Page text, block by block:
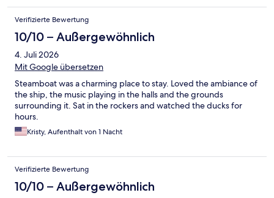
Verifizierte Bewertung
10/10 – Außergewöhnlich
4. Juli 2026
Mit Google übersetzen
Steamboat was a charming place to stay. Loved the ambiance of
the ship, the music playing in the halls and the grounds
surrounding it. Sat in the rockers and watched the ducks for
hours.
Kristy, Aufenthalt von 1 Nacht
Verifizierte Bewertung
10/10 – Außergewöhnlich